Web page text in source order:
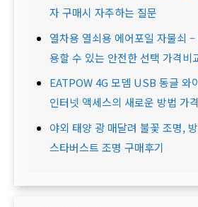
자 구매시 자주하는 질문
열차용 열쇠용 에어포일 자물쇠
용할 수 있는 안전한 선택 가격비
EATPOW 4G 모뎀 USB 동글 와
인터넷 액세스의 새로운 방법 가
야외 태양 광 매달려 불꽃 조명,
스타버스트 조명 구매후기